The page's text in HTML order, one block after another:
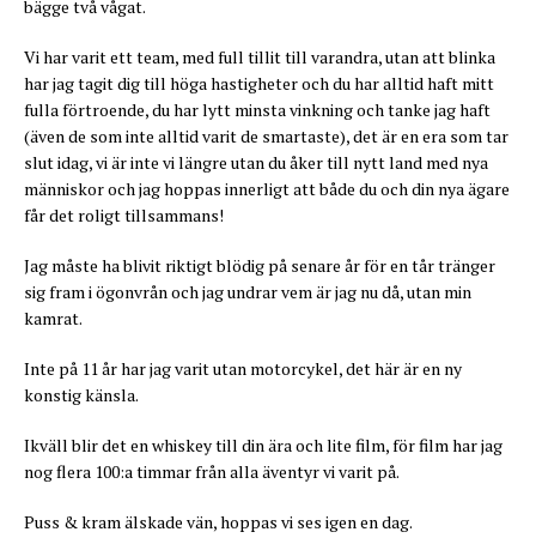
bägge två vågat.
Vi har varit ett team, med full tillit till varandra, utan att blinka
har jag tagit dig till höga hastigheter och du har alltid haft mitt
fulla förtroende, du har lytt minsta vinkning och tanke jag haft
(även de som inte alltid varit de smartaste), det är en era som tar
slut idag, vi är inte vi längre utan du åker till nytt land med nya
människor och jag hoppas innerligt att både du och din nya ägare
får det roligt tillsammans!
Jag måste ha blivit riktigt blödig på senare år för en tår tränger
sig fram i ögonvrån och jag undrar vem är jag nu då, utan min
kamrat.
Inte på 11 år har jag varit utan motorcykel, det här är en ny
konstig känsla.
Ikväll blir det en whiskey till din ära och lite film, för film har jag
nog flera 100:a timmar från alla äventyr vi varit på.
Puss & kram älskade vän, hoppas vi ses igen en dag.